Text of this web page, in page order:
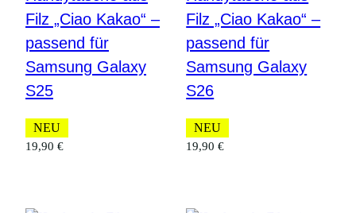
Filz „Ciao Kakao“ –
passend für
Samsung Galaxy
S25
NEU
19,90 €
Filz „Ciao Kakao“ –
passend für
Samsung Galaxy
S26
NEU
19,90€